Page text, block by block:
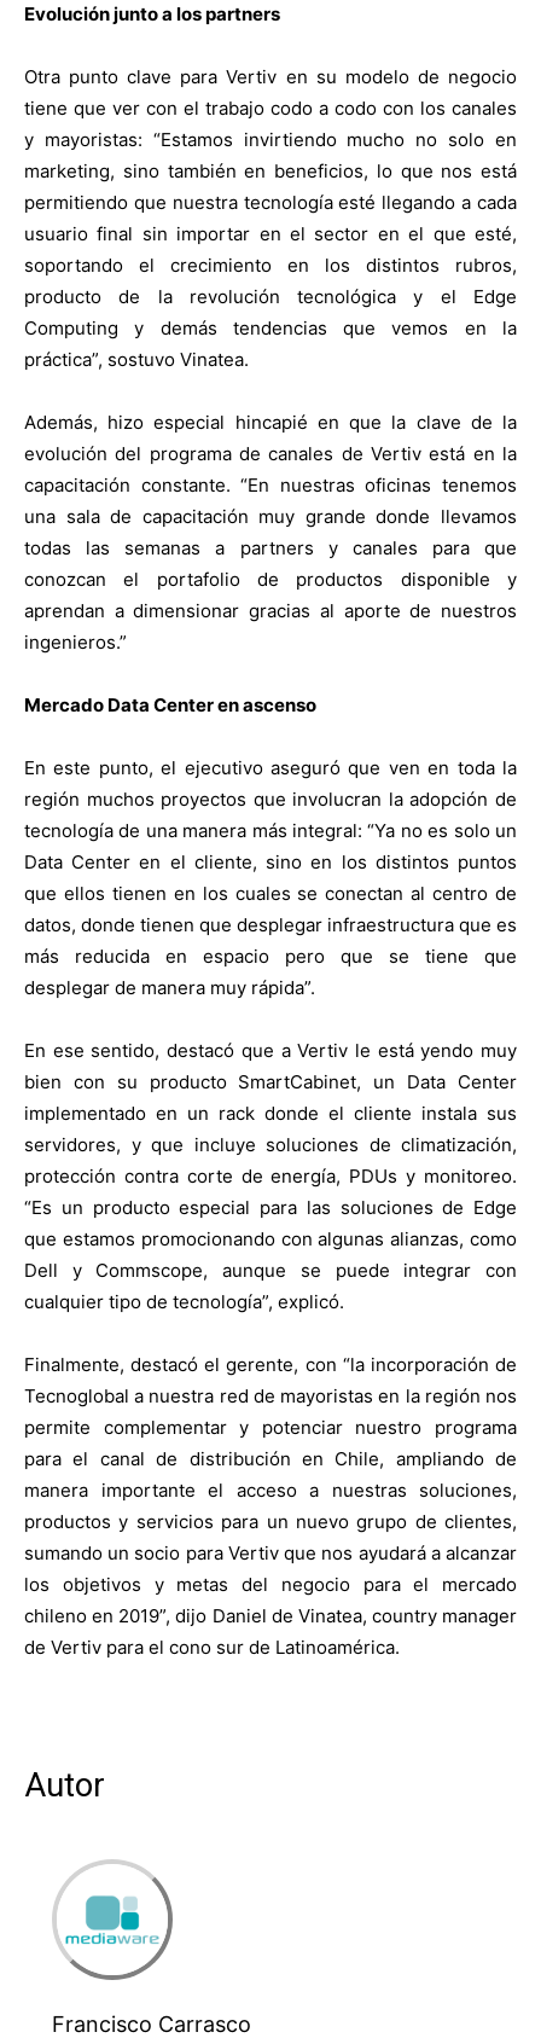
Evolución junto a los partners
Otra punto clave para Vertiv en su modelo de negocio
tiene que ver con el trabajo codo a codo con los canales
y mayoristas: “Estamos invirtiendo mucho no solo en
marketing, sino también en beneficios, lo que nos está
permitiendo que nuestra tecnología esté llegando a cada
usuario final sin importar en el sector en el que esté,
soportando el crecimiento en los distintos rubros,
producto de la revolución tecnológica y el Edge
Computing y demás tendencias que vemos en la
práctica”, sostuvo Vinatea.
Además, hizo especial hincapié en que la clave de la
evolución del programa de canales de Vertiv está en la
capacitación constante. “En nuestras oficinas tenemos
una sala de capacitación muy grande donde llevamos
todas las semanas a partners y canales para que
conozcan el portafolio de productos disponible y
aprendan a dimensionar gracias al aporte de nuestros
ingenieros.”
Mercado Data Center en ascenso
En este punto, el ejecutivo aseguró que ven en toda la
región muchos proyectos que involucran la adopción de
tecnología de una manera más integral: “Ya no es solo un
Data Center en el cliente, sino en los distintos puntos
que ellos tienen en los cuales se conectan al centro de
datos, donde tienen que desplegar infraestructura que es
más reducida en espacio pero que se tiene que
desplegar de manera muy rápida”.
En ese sentido, destacó que a Vertiv le está yendo muy
bien con su producto SmartCabinet, un Data Center
implementado en un rack donde el cliente instala sus
servidores, y que incluye soluciones de climatización,
protección contra corte de energía, PDUs y monitoreo.
“Es un producto especial para las soluciones de Edge
que estamos promocionando con algunas alianzas, como
Dell y Commscope, aunque se puede integrar con
cualquier tipo de tecnología”, explicó.
Finalmente, destacó el gerente, con “la incorporación de
Tecnoglobal a nuestra red de mayoristas en la región nos
permite complementar y potenciar nuestro programa
para el canal de distribución en Chile, ampliando de
manera importante el acceso a nuestras soluciones,
productos y servicios para un nuevo grupo de clientes,
sumando un socio para Vertiv que nos ayudará a alcanzar
los objetivos y metas del negocio para el mercado
chileno en 2019”, dijo Daniel de Vinatea, country manager
de Vertiv para el cono sur de Latinoamérica.
Autor
Francisco Carrasco